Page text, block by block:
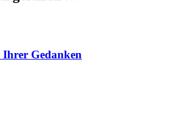
Gedanken